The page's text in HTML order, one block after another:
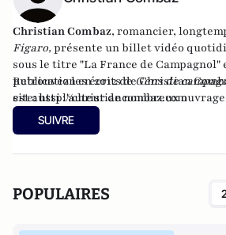
Christian Combaz, romancier,
Figaro,présente un billet vidéo
sous le titre "La France de Campagnol"
publication en 2012 deGens de
est aussi l'auteur denombreux
l'âge
(4 éditions). En avril 2017 au
service de presse de son dernier livre
Il reparaît en version papier,
Retrouvez les écrits de Christian
site:http://christiancombaz.com
SUIVRE
POPULAIRES